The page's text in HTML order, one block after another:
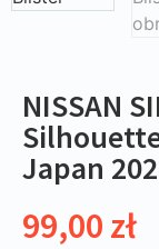
NISSAN
Japan
99,00 zł